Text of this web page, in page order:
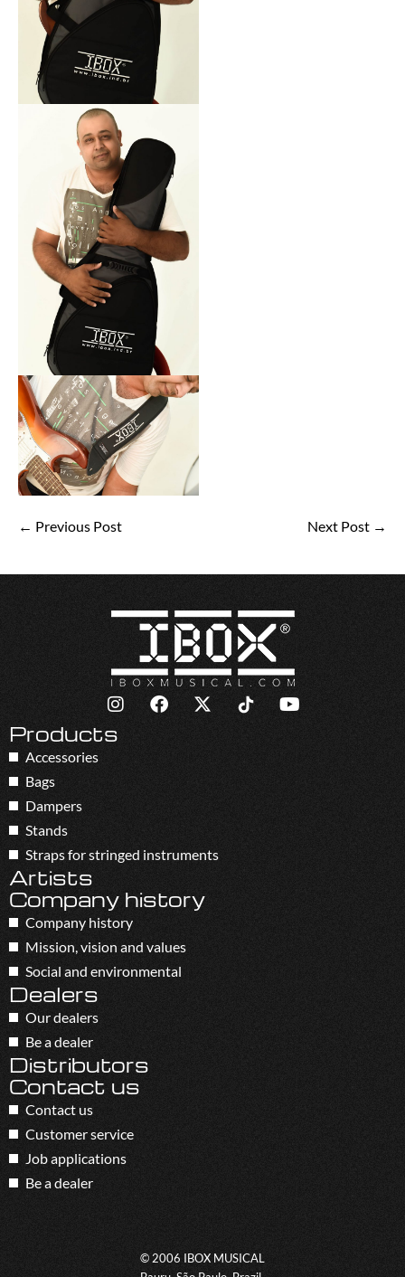
← Previous Post Next Post →
Products
Accessories
Bags
Dampers
Stands
Straps for stringed instruments
Artists
Company history
Company history
Mission, vision and values
Social and environmental
Dealers
Our dealers
Be a dealer
Distributors
Contact us
Contact us
Customer service
Job applications
Be a dealer
© 2006 IBOX MUSICAL